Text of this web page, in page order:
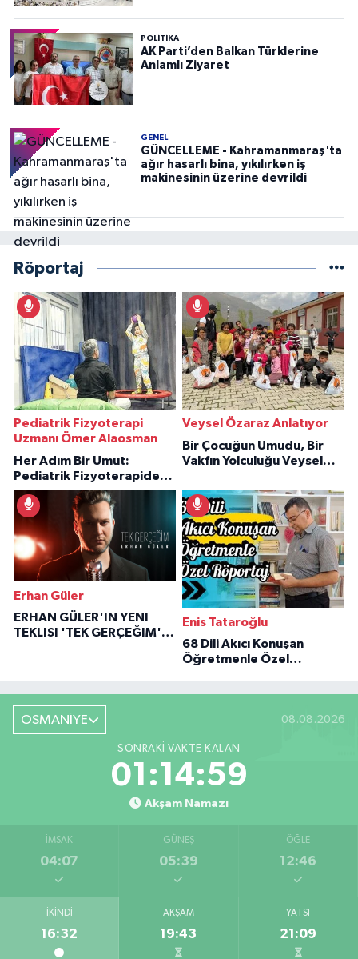
POLITIKA
AK Parti’den Balkan Türklerine
Anlamlı Ziyaret
GENEL
GÜNCELLEME - Kahramanmaraş'ta
ağır hasarlı bina, yıkılırken iş
makinesinin üzerine devrildi
Röportaj
Pediatrik Fizyoterapi
Uzmanı Ömer Alaosman
Her Adım Bir Umut:
Pediatrik Fizyoterapiden
İlham Veren Hikâyeler
Veysel Özaraz Anlatıyor
Bir Çocuğun Umudu, Bir
Vakfın Yolculuğu Veysel
Erhan Güler
ERHAN GÜLER'IN YENI
TEKLISI 'TEK GERÇEĞIM'LE
Enis Tataroğlu
68 Dili Akıcı Konuşan
Öğretmenle Özel
OSMANİYE 08.08.2026
SONRAKI VAKTE KALAN
01:14:58
Akşam Namazı
İMSAK
04:07
GÜNEŞ
05:39
ÖĞLE
12:46
İKINDI
16:32
AKŞAM
19:43
YATSI
21:09